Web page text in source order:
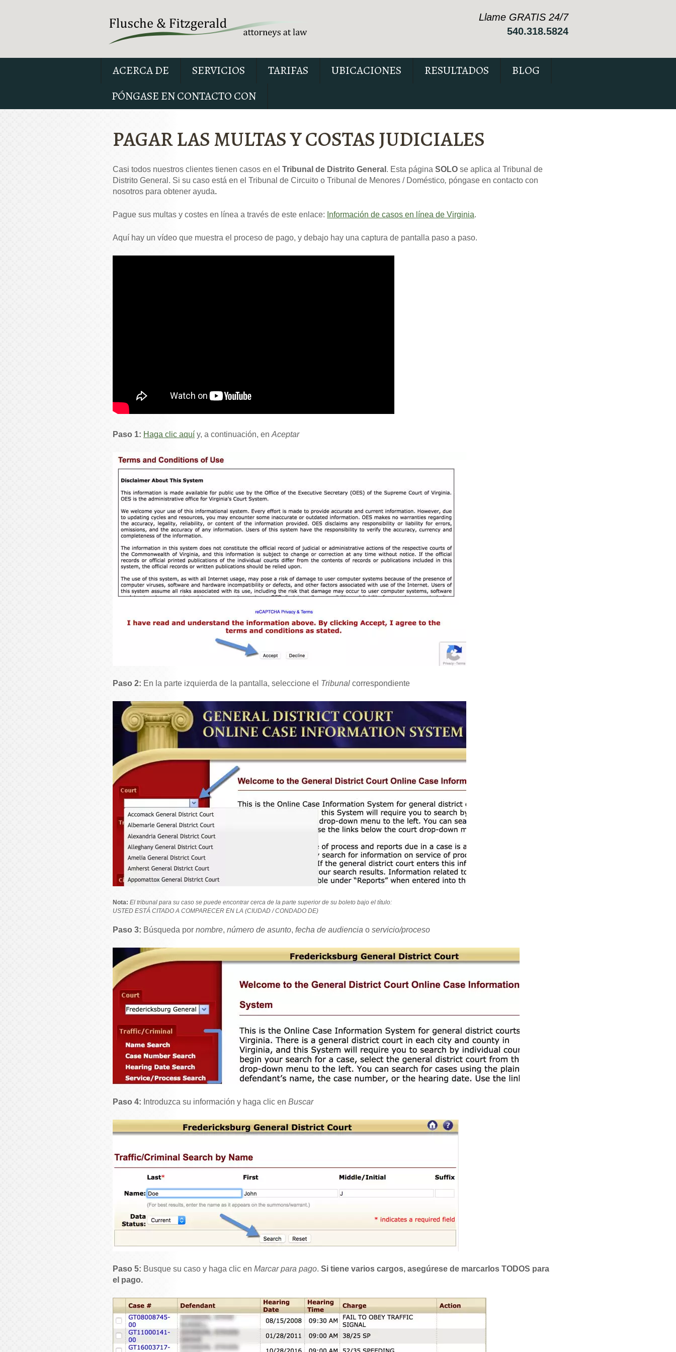
Llame GRATIS 24/7
540.318.5824
ACERCA DE SERVICIOS TARIFAS UBICACIONES RESULTADOS
BLOG
PÓNGASE EN CONTACTO CON
PAGAR LAS MULTAS Y COSTAS JUDICIALES
Casi todos nuestros clientes tienen casos en el Tribunal de Distrito General . Esta página SOLO se aplica al Tribunal de
Distrito General. Si su caso está en el Tribunal de Circuito o Tribunal de Menores / Doméstico, póngase en contacto con
nosotros para obtener ayuda.
Pague sus multas y costes en línea a través de este enlace: Información de casos en línea de Virginia.
Aquí hay un vídeo que muestra el proceso de pago, y debajo hay una captura de pantalla paso a paso.
Paso 1: Haga clic aquí y, a continuación, en Aceptar
Paso 2: En la parte izquierda de la pantalla, seleccione el Tribunal correspondiente
Nota: El tribunal para su caso se puede encontrar cerca de la parte superior de su boleto bajo el título:
USTED ESTÁ CITADO A COMPARECER EN LA (CIUDAD / CONDADO DE)
Paso 3: Búsqueda por nombre, número de asunto, fecha de audiencia o servicio/proceso
Paso 4: Introduzca su información y haga clic en Buscar
Paso 5: Busque su caso y haga clic en Marcar para pago. Si tiene varios cargos, asegúrese de marcarlos TODOS para
el pago.